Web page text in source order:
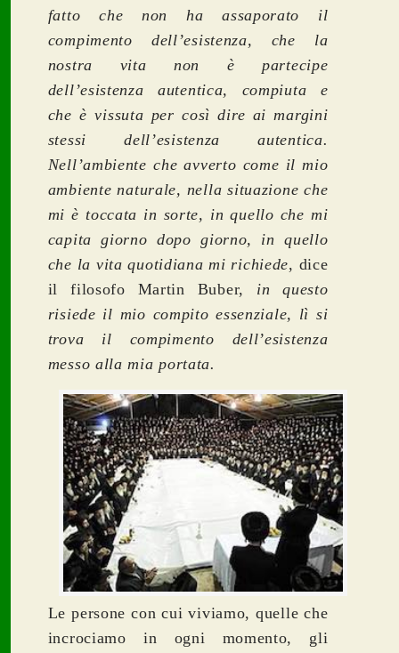
fatto che non ha assaporato il
compimento dell’esistenza, che la
nostra vita non è partecipe
dell’esistenza autentica, compiuta e
che è vissuta per così dire ai margini
stessi dell’esistenza autentica.
Nell’ambiente che avverto come il mio
ambiente naturale, nella situazione che
mi è toccata in sorte, in quello che mi
capita giorno dopo giorno, in quello
che la vita quotidiana mi richiede, dice
il filosofo Martin Buber, in questo
risiede il mio compito essenziale, lì si
trova il compimento dell’esistenza
messo alla mia portata.
Le persone con cui viviamo, quelle che
incrociamo in ogni momento, gli